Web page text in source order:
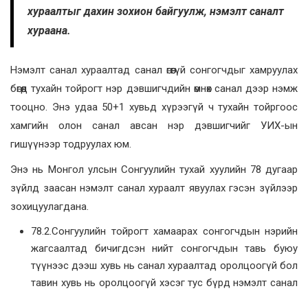
хураалтыг дахин зохион байгуулж, нэмэлт саналт
хураана.
Нэмэлт санал хураалтад санал өгөөгүй сонгогчдыг хамруулах
бөгөөд тухайн тойрогт нэр дэвшигчдийн өмнөх санал дээр нэмж
тооцно. Энэ удаа 50+1 хувьд хүрээгүй ч тухайн тойргоос
хамгийн олон санал авсан нэр дэвшигчийг УИХ-ын
гишүүнээр тодруулах юм.
Энэ нь Монгол улсын Сонгуулийн тухай хуулийн 78 дугаар
зүйлд заасан нэмэлт санал хураалт явуулах гэсэн зүйлээр
зохицуулагдана.
78.2.Сонгуулийн тойрогт хамаарах сонгогчдын нэрийн
жагсаалтад бичигдсэн нийт сонгогчдын тавь буюу
түүнээс дээш хувь нь санал хураалтад оролцоогүй бол
тавин хувь нь оролцоогүй хэсэг тус бүрд нэмэлт санал